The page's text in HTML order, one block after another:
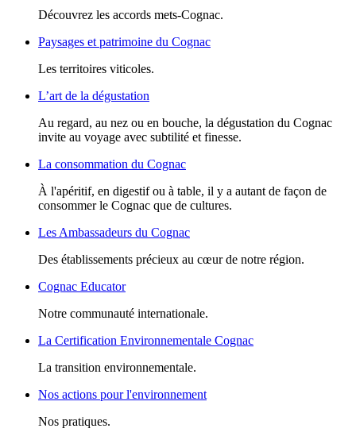
Découvrez les accords mets-Cognac.
Paysages et patrimoine du Cognac
Les territoires viticoles.
L’art de la dégustation
Au regard, au nez ou en bouche, la dégustation du Cognac
invite au voyage avec subtilité et finesse.
La consommation du Cognac
À l'apéritif, en digestif ou à table, il y a autant de façon de
consommer le Cognac que de cultures.
Les Ambassadeurs du Cognac
Des établissements précieux au cœur de notre région.
Cognac Educator
Notre communauté internationale.
La Certification Environnementale Cognac
La transition environnementale.
Nos actions pour l'environnement
Nos pratiques.